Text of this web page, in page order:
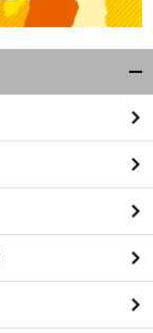
閉
る